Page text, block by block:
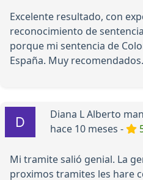
Excelente resultado, con
reconocimiento de
porque mi sentencia de
España. Muy recomendados.
Diana L Alberto
hace 10 meses -
Mi tramite salió genial. La
proximos tramites les hare